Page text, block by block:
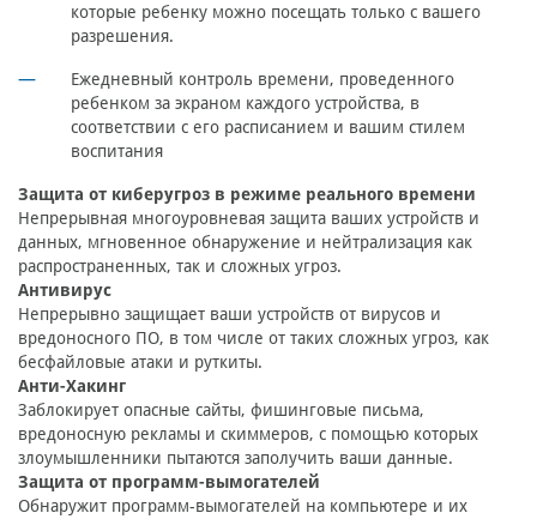
которые ребенку можно посещать только с вашего
разрешения.
Ежедневный контроль времени, проведенного
ребенком за экраном каждого устройства, в
соответствии с его расписанием и вашим стилем
воспитания
Защита от киберугроз в режиме реального времени
Непрерывная многоуровневая защита ваших устройств и
данных, мгновенное обнаружение и нейтрализация как
распространенных, так и сложных угроз.
Антивирус
Непрерывно защищает ваши устройств от вирусов и
вредоносного ПО, в том числе от таких сложных угроз, как
бесфайловые атаки и руткиты.
Анти-Хакинг
Заблокирует опасные сайты, фишинговые письма,
вредоносную рекламы и скиммеров, с помощью которых
злоумышленники пытаются заполучить ваши данные.
Защита от программ-вымогателей
Обнаружит программ-вымогателей на компьютере и их